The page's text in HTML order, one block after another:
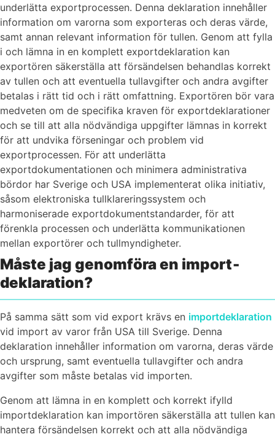
underlätta exportprocessen. Denna deklaration innehåller
information om varorna som exporteras och deras värde,
samt annan relevant information för tullen. Genom att fylla
i och lämna in en komplett exportdeklaration kan
exportören säkerställa att försändelsen behandlas korrekt
av tullen och att eventuella tullavgifter och andra avgifter
betalas i rätt tid och i rätt omfattning. Exportören bör vara
medveten om de specifika kraven för exportdeklarationer
och se till att alla nödvändiga uppgifter lämnas in korrekt
för att undvika förseningar och problem vid
exportprocessen. För att underlätta
exportdokumentationen och minimera administrativa
bördor har Sverige och USA implementerat olika initiativ,
såsom elektroniska tullklareringssystem och
harmoniserade exportdokumentstandarder, för att
förenkla processen och underlätta kommunikationen
mellan exportörer och tullmyndigheter.
Måste jag genomföra en import­
deklaration?
På samma sätt som vid export krävs en importdeklaration
vid import av varor från USA till Sverige. Denna
deklaration innehåller information om varorna, deras värde
och ursprung, samt eventuella tullavgifter och andra
avgifter som måste betalas vid importen.
Genom att lämna in en komplett och korrekt ifylld
importdeklaration kan importören säkerställa att tullen kan
hantera försändelsen korrekt och att alla nödvändiga